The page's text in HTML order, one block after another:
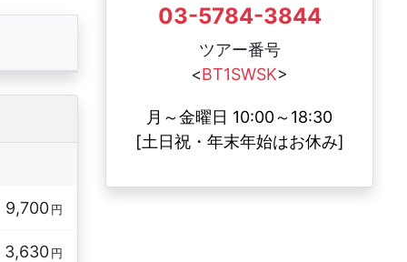
9,700円
3,630円
03-5784-3844
ツアー番号
<BT1SWSK>
月～金曜日 10:00～18:30
[土日祝・年末年始はお休み]